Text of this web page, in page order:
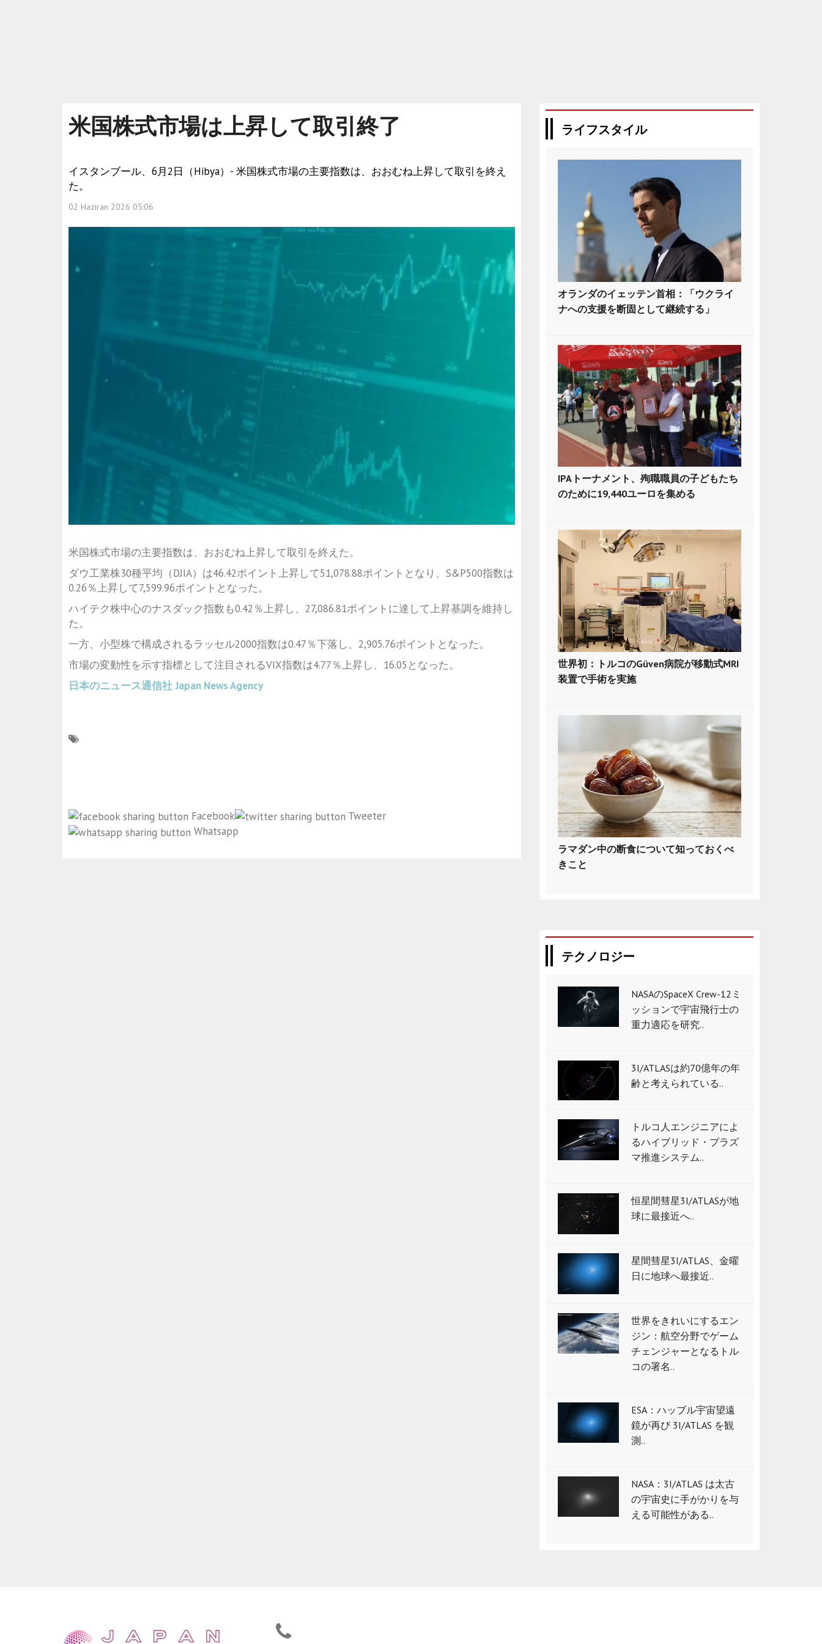
米国株式市場は上昇して取引終了
イスタンブール、6月2日（Hibya）- 米国株式市場の主要指数は、おおむね上昇して取引を終え
た。
02 Haziran 2026 05:06
米国株式市場の主要指数は、おおむね上昇して取引を終えた。
ダウ工業株30種平均（DJIA）は46.42ポイント上昇して51,078.88ポイントとなり、S&P500指数は
0.26％上昇して7,599.96ポイントとなった。
ハイテク株中心のナスダック指数も0.42％上昇し、27,086.81ポイントに達して上昇基調を維持し
た。
一方、小型株で構成されるラッセル2000指数は0.47％下落し、2,905.76ポイントとなった。
市場の変動性を示す指標として注目されるVIX指数は4.77％上昇し、16.05となった。
日本のニュース通信社 Japan News Agency
Facebook
Tweeter
Whatsapp
ライフスタイル
オランダのイェッテン首相：「ウクライ
ナへの支援を断固として継続する」
IPAトーナメント、殉職職員の子どもたち
のために19,440ユーロを集める
世界初：トルコのGüven病院が移動式MRI
装置で手術を実施
ラマダン中の断食について知っておくべ
きこと
テクノロジー
NASAのSpaceX Crew-12ミ
ッションで宇宙飛行士の
重力適応を研究..
3I/ATLASは約70億年の年
齢と考えられている..
トルコ人エンジニアによ
るハイブリッド・プラズ
マ推進システム..
恒星間彗星3I/ATLASが地
球に最接近へ..
星間彗星3I/ATLAS、金曜
日に地球へ最接近..
世界をきれいにするエン
ジン：航空分野でゲーム
チェンジャーとなるトル
コの署名..
ESA：ハッブル宇宙望遠
鏡が再び 3I/ATLAS を観
測..
NASA：3I/ATLAS は太古
の宇宙史に手がかりを与
える可能性がある..